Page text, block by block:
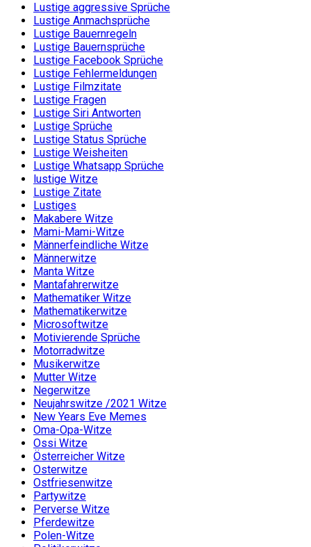
Lustige aggressive Sprüche
Lustige Anmachsprüche
Lustige Bauernregeln
Lustige Bauernsprüche
Lustige Facebook Sprüche
Lustige Fehlermeldungen
Lustige Filmzitate
Lustige Fragen
Lustige Siri Antworten
Lustige Sprüche
Lustige Status Sprüche
Lustige Weisheiten
Lustige Whatsapp Sprüche
lustige Witze
Lustige Zitate
Lustiges
Makabere Witze
Mami-Mami-Witze
Männerfeindliche Witze
Männerwitze
Manta Witze
Mantafahrerwitze
Mathematiker Witze
Mathematikerwitze
Microsoftwitze
Motivierende Sprüche
Motorradwitze
Musikerwitze
Mutter Witze
Negerwitze
Neujahrswitze /2021 Witze
New Years Eve Memes
Oma-Opa-Witze
Ossi Witze
Österreicher Witze
Osterwitze
Ostfriesenwitze
Partywitze
Perverse Witze
Pferdewitze
Polen-Witze